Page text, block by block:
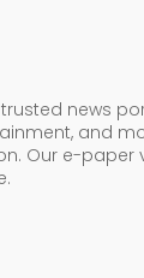
news
and
Our e-